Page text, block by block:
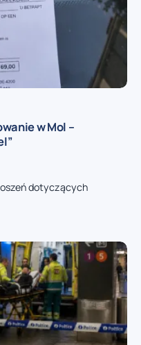
w Mol –
dotyczących